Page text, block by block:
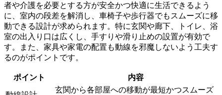
者や介護を必要とする方が安全かつ快適に生活できるよう
に、室内の段差を解消し、車椅子や歩行器でもスムーズに移
動できる設計が求められます。特に玄関や廊下、トイレ、浴
室の出入り口は広くし、手すりや滑り止めの設置が有効で
す。また、家具や家電の配置も動線を邪魔しないよう工夫す
るのがポイントです。
ポイント 内容
玄関から各部屋への移動が最短かつスムーズ